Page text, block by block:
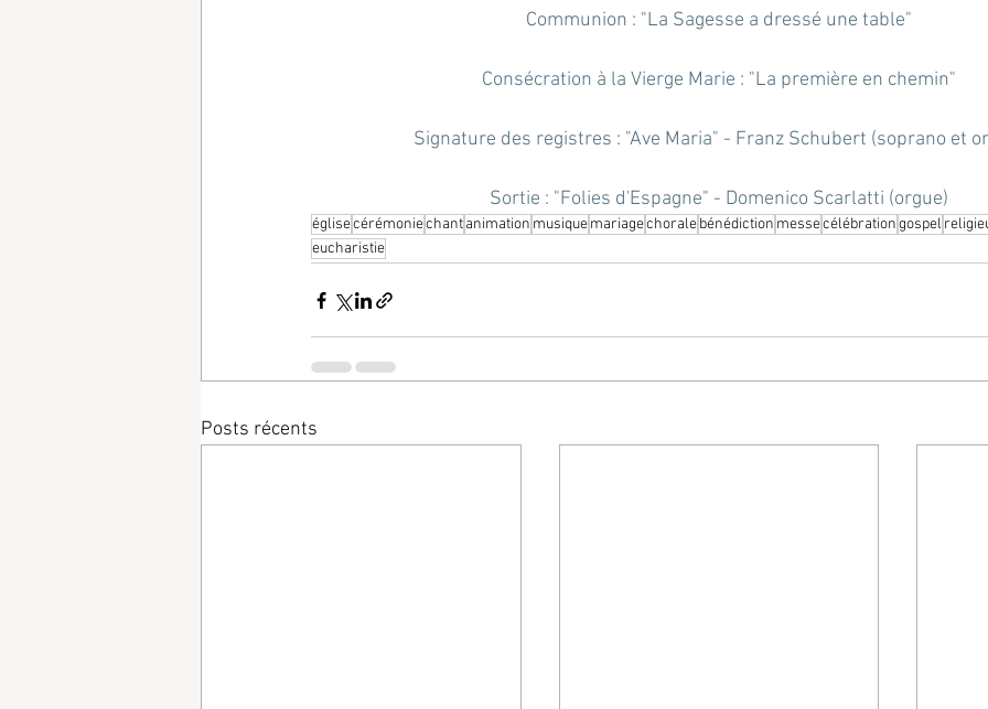
Communion : "La Sagesse a dressé une table"
Consécration à la Vierge Marie : "La première en chemin"
Signature des registres : "Ave Maria" - Franz Schubert (soprano et
Sortie : "Folies d'Espagne" - Domenico Scarlatti (orgue)
églisecérémoniechantanimation musiquemariagechoralebénédiction messecélébrationgospel
eucharistie
Posts récents